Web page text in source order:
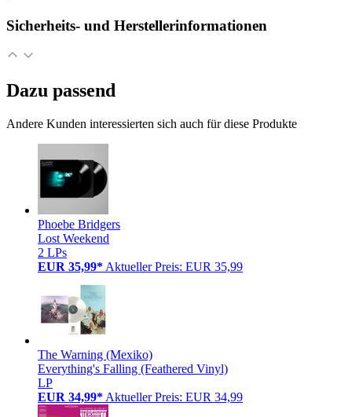
Sicherheits- und Herstellerinformationen
Dazu passend
Andere Kunden interessierten sich auch für diese Produkte
Phoebe Bridgers
Lost Weekend
2 LPs
EUR 35,99* Aktueller Preis: EUR 35,99
The Warning (Mexiko)
Everything's Falling (Feathered Vinyl)
LP
EUR 34,99* Aktueller Preis: EUR 34,99